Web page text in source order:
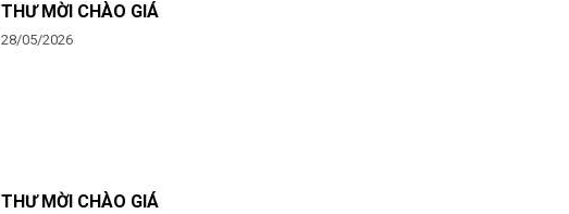
THƯ MỜI CHÀO GIÁ
28/05/2026
THƯ MỜI CHÀO GIÁ